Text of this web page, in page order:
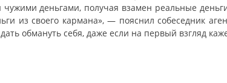
чужими деньгами, получая взамен реальные
из своего кармана», — пояснил собеседник
обмануть себя, даже если на первый взгляд